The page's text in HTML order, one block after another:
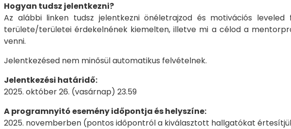
Hogyan tudsz jelentkezni?
Az alábbi linken tudsz jelentkezni önéletrajzod és motivációs
területe/területei érdekelnének kiemelten, illetve mi a célod a
venni.
Jelentkezésed nem minősül automatikus felvételnek.
Jelentkezési határidő:
2025. október 26. (vasárnap) 23.59
A programnyitó esemény időpontja és helyszíne:
2025. novemberben (pontos időpontról a kiválasztott hallgatókat